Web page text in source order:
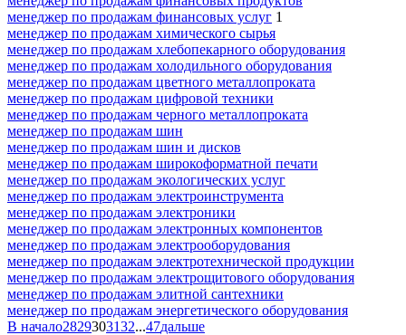
менеджер по продажам финансовых услуг 1
менеджер по продажам химического сырья
менеджер по продажам хлебопекарного оборудования
менеджер по продажам холодильного оборудования
менеджер по продажам цветного металлопроката
менеджер по продажам цифровой техники
менеджер по продажам черного металлопроката
менеджер по продажам шин
менеджер по продажам шин и дисков
менеджер по продажам широкоформатной печати
менеджер по продажам экологических услуг
менеджер по продажам электроинструмента
менеджер по продажам электроники
менеджер по продажам электронных компонентов
менеджер по продажам электрооборудования
менеджер по продажам электротехнической продукции
менеджер по продажам электрощитового оборудования
менеджер по продажам элитной сантехники
менеджер по продажам энергетического оборудования
В начало2829303132...47дальше